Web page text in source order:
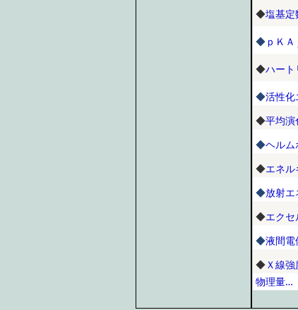
◆塩基定
◆ ｐＫＡ
◆ハート
◆活性化
◆平均演
◆ヘルム
◆エネ
◆放射エ
◆エクセ
◆液間電
◆Ｘ線強
物理量…